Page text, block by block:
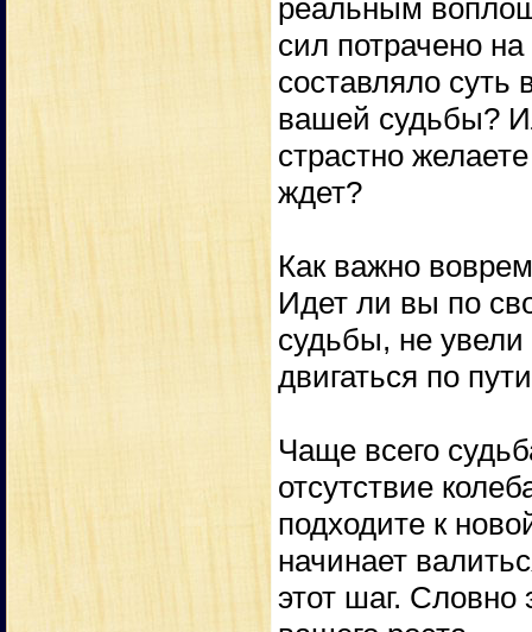
реальным
сил потрачено
составляло
вашей судьбы?
страстно
ждет?
Как важно
Идет ли вы по
судьбы, не
двигаться по
Чаще всего
отсутствие
подходите к
начинает
этот шаг. Словно